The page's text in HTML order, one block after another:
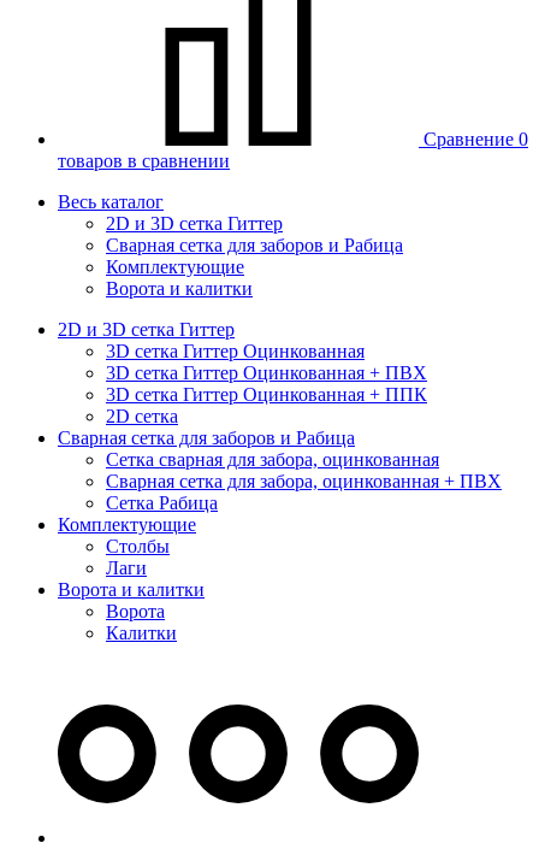
Сравнение 0
товаров в сравнении
Весь каталог
2D и 3D сетка Гиттер
Сварная сетка для заборов и Рабица
Комплектующие
Ворота и калитки
2D и 3D сетка Гиттер
3D сетка Гиттер Оцинкованная
3D сетка Гиттер Оцинкованная + ПВХ
3D сетка Гиттер Оцинкованная + ППК
2D сетка
Сварная сетка для заборов и Рабица
Сетка сварная для забора, оцинкованная
Сварная сетка для забора, оцинкованная + ПВХ
Сетка Рабица
Комплектующие
Столбы
Лаги
Ворота и калитки
Ворота
Калитки